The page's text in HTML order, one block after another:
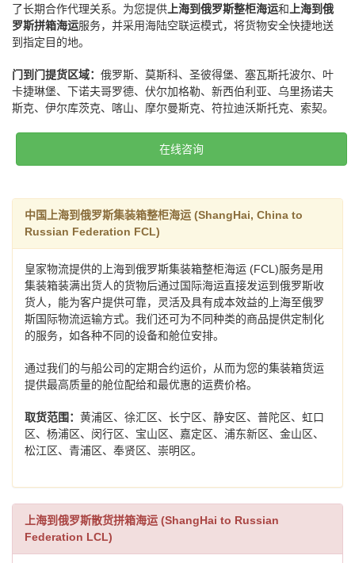
了长期合作代理关系。为您提供 上海到俄罗斯整柜海运和 上海到俄
罗斯拼箱海运服务，并采用海陆空联运模式，将货物安全快捷地送
到指定目的地。
门到门提货区域： 俄罗斯、莫斯科、圣彼得堡、塞瓦斯托波尔、叶
卡捷琳堡、下诺夫哥罗德、伏尔加格勒、新西伯利亚、乌里扬诺夫
斯克、伊尔库茨克、喀山、摩尔曼斯克、符拉迪沃斯托克、索契。
在线咨询
中国上海到俄罗斯集装箱整柜海运 (ShangHai, China to
Russian Federation FCL)
皇家物流提供的上海到俄罗斯集装箱整柜海运 (FCL)服务是用
集装箱装满出货人的货物后通过国际海运直接发运到俄罗斯收
货人，能为客户提供可靠，灵活及具有成本效益的上海至俄罗
斯国际物流运输方式。我们还可为不同种类的商品提供定制化
的服务，如各种不同的设备和舱位安排。
通过我们的与船公司的定期合约运价，从而为您的集装箱货运
提供最高质量的舱位配给和最优惠的运费价格。
取货范围： 黄浦区、徐汇区、长宁区、静安区、普陀区、虹口
区、杨浦区、闵行区、宝山区、嘉定区、浦东新区、金山区、
松江区、青浦区、奉贤区、崇明区。
上海到俄罗斯散货拼箱海运 (ShangHai to Russian
Federation LCL)